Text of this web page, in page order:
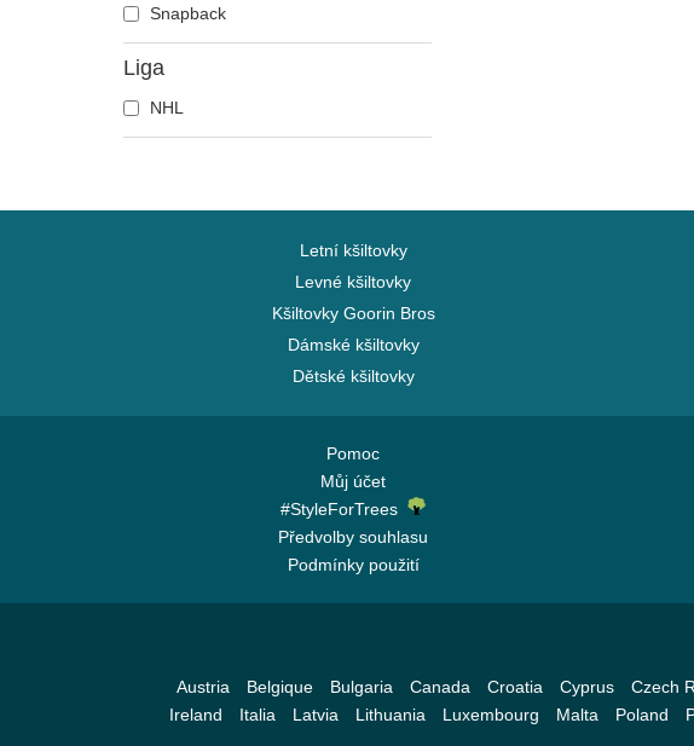
Boston Bruins
Boston Celtics
Boston Red Sox
Brooklyn Nets
Chicago Bears
Chicago Blackhawks
Chicago White Sox
Detroit Pistons
Detroit Red Wings
Snapback
Liga
NHL
Letní kšiltovky
Levné kšiltovky
Kšiltovky Goorin Bros
Dámské kšiltovky
Dětské kšiltovky
Pomoc
Můj účet
#StyleForTrees
Předvolby souhlasu
Podmínky použití
Austria Belgique Bulgaria Canada Croatia Cyprus Czech
Ireland
Italia Latvia Lithuania Luxembourg Malta Poland